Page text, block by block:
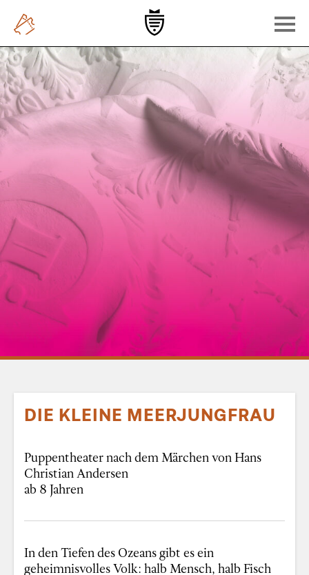
DIE KLEINE MEERJUNGFRAU
Puppentheater nach dem Märchen von Hans
Christian Andersen
ab 8 Jahren
In den Tiefen des Ozeans gibt es ein
geheimnisvolles Volk: halb Mensch, halb Fisch